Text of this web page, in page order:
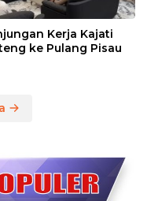
Kerja Kajati
ke Pulang Pisau